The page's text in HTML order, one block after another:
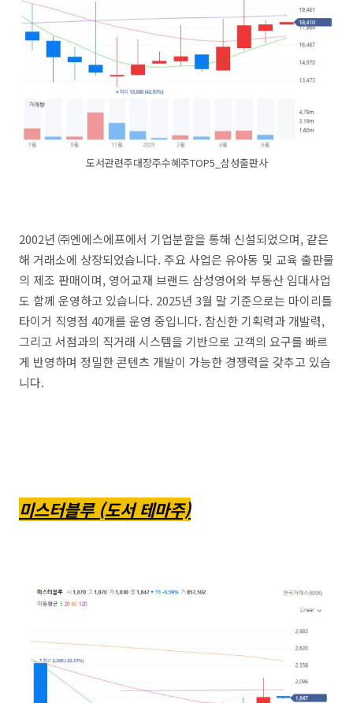
도서관련주대장주수혜주TOP5_삼성출판사
2002년 ㈜엔에스에프에서 기업분할을 통해 신설되었으며, 같은
해 거래소에 상장되었습니다. 주요 사업은 유아동 및 교육 출판물
의 제조 판매이며, 영어교재 브랜드 삼성영어와 부동산 임대사업
도 함께 운영하고 있습니다. 2025년 3월 말 기준으로는 마이리틀
타이거 직영점 40개를 운영 중입니다. 참신한 기획력과 개발력,
그리고 서점과의 직거래 시스템을 기반으로 고객의 요구를 빠르
게 반영하며 정밀한 콘텐츠 개발이 가능한 경쟁력을 갖추고 있습
니다.
미스터블루 (도서 테마주)